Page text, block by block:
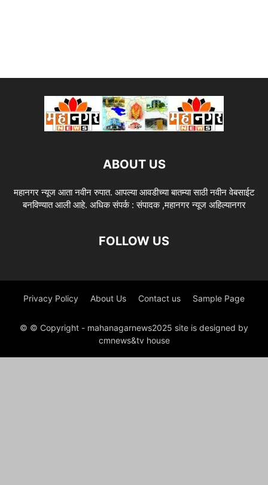
ABOUT US
महानगर न्यूज आता नवीन रुपात. आपल्या आवडीच्या बातम्या साठी नवीन वेबसाईट
बनविण्यात आली आहे. अधिक संपर्क : संपादक ,महानगर न्यूज अहिल्यानगर
FOLLOW US
Privacy Policy About Us Contact us Sample Page
© © Copyright - mahanagarnews2025 site is designed by
cmnews&tv house